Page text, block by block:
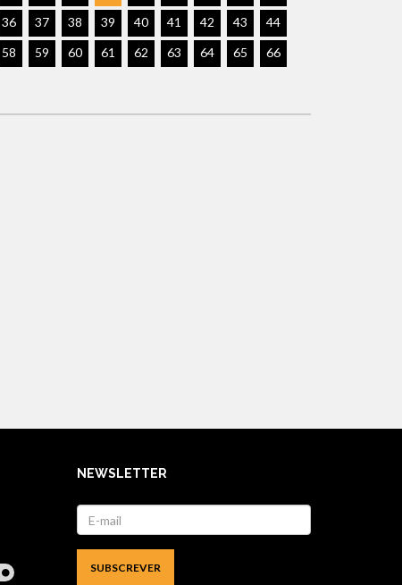
36 37 38 39 40 41 42 43
44
58 59 60 61 62 63 64 65
66
NEWSLETTER